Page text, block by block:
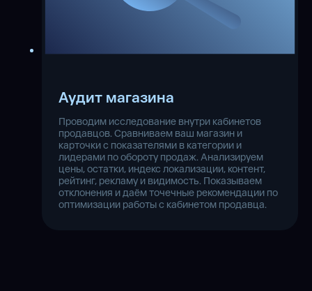
Аудит магазина
Проводим исследование внутри кабинетов
продавцов. Сравниваем ваш магазин и
карточки с показателями в категории и
лидерами по обороту продаж. Анализируем
цены, остатки, индекс локализации, контент,
рейтинг, рекламу и видимость. Показываем
отклонения и даём точечные рекомендации по
оптимизации работы с кабинетом продавца.